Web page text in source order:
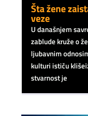
Šta žene
veze
U današnjem
zablude kruže o
ljubavnim
kulturi ističu
stvarnost je